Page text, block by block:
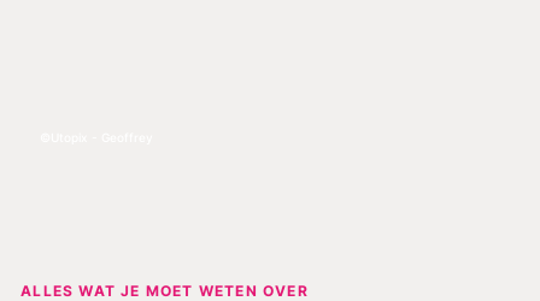
ALLES WAT JE MOET WETEN OVER